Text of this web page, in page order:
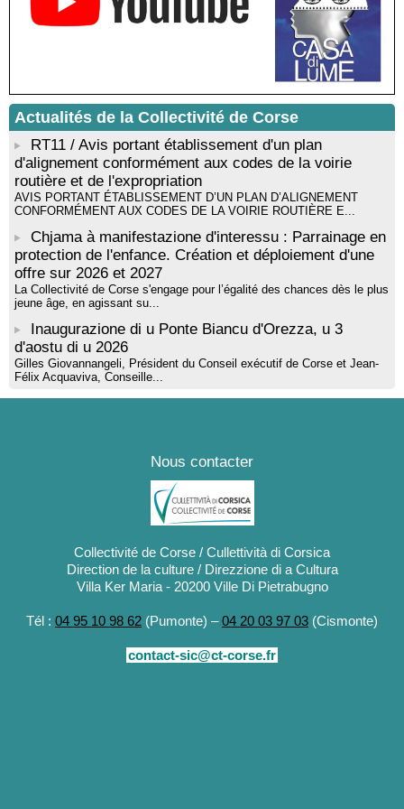
Mise en musique d’un livre jeunesse par Annik Meschinet,
musicienne pédagogue : Ateliers d’expression sonore, vocale,
rythmique et corporelle - Mediateca territuriale di Santa Lucia di
par Alexandre Dominati - Mediateca territuriale di Santa Lucia di
Tallà
Actualités de la Collectivité de Corse
RT11 / Avis portant établissement d'un plan
d'alignement conformément aux codes de la voirie
routière et de l'expropriation
AVIS PORTANT ÉTABLISSEMENT D’UN PLAN D’ALIGNEMENT
CONFORMÉMENT AUX CODES DE LA VOIRIE ROUTIÈRE E...
Chjama à manifestazione d'interessu : Parrainage en
protection de l'enfance. Création et déploiement d'une
offre sur 2026 et 2027
La Collectivité de Corse s'engage pour l’égalité des chances dès le plus
jeune âge, en agissant su...
Inaugurazione di u Ponte Biancu d'Orezza, u 3
d'aostu di u 2026
Gilles Giovannangeli, Président du Conseil exécutif de Corse et Jean-
Félix Acquaviva, Conseille...
Nous contacter
Collectivité de Corse / Cullettività di Corsica
Direction de la culture / Direzzione di a Cultura
Villa Ker Maria - 20200 Ville Di Pietrabugno
Tél : 04 95 10 98 62 (Pumonte) –04 20 03 97 03 (Cismonte)
contact-sic@ct-corse.fr